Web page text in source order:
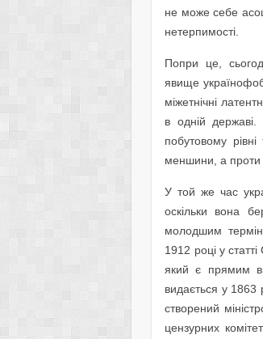
не може себе
нетерпимості.
Попри це,
явище
міжетнічні
в одній
побутовому
меншини, а проти
У той же час
оскільки вона
молодшим
1912 році у
який є прямим
видається у 1863
створений
цензурних